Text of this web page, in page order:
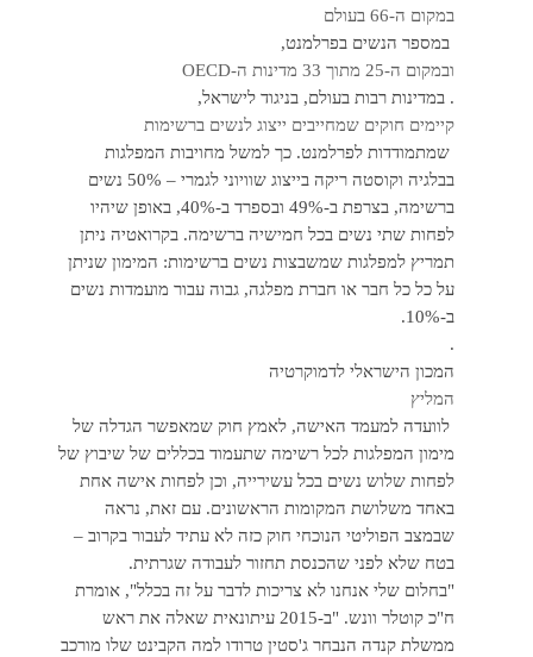
במקום ה-66 בעולם
במספר הנשים בפרלמנט,
ובמקום ה-25 מתוך 33 מדינות ה-OECD
. במדינות רבות בעולם, בניגוד לישראל,
קיימים חוקים שמחייבים ייצוג לנשים ברשימות
שמתמודדות לפרלמנט. כך למשל מחויבות המפלגות
בבלגיה וקוסטה ריקה בייצוג שוויוני לגמרי – 50% נשים
ברשימה, בצרפת ב-49% ובספרד ב-40%, באופן שיהיו
לפחות שתי נשים בכל חמישיה ברשימה. בקרואטיה ניתן
תמריץ למפלגות שמשבצות נשים ברשימות: המימון שניתן
על כל כל חבר או חברת מפלגה, גבוה עבור מועמדות נשים
ב-10%.
.
המכון הישראלי לדמוקרטיה
המליץ
לוועדה למעמד האישה, לאמץ חוק שמאפשר הגדלה של
מימון המפלגות לכל רשימה שתעמוד בכללים של שיבוץ של
לפחות שלוש נשים בכל עשירייה, וכן לפחות אישה אחת
באחד משלושת המקומות הראשונים. עם זאת, נראה
שבמצב הפוליטי הנוכחי חוק כזה לא עתיד לעבור בקרוב –
בטח שלא לפני שהכנסת תחזור לעבודה שגרתית.
"בחלום שלי אנחנו לא צריכות לדבר על זה בכלל", אומרת
ח"כ קוטלר וונש. "ב-2015 עיתונאית שאלה את ראש
ממשלת קנדה הנבחר ג'סטין טרודו למה הקבינט שלו מורכב